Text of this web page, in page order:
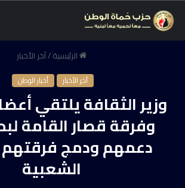
الرئيسية/آخر الأخبار
آخر الأخبار أخبار الوطن
وزير الثقافة يلتقي
وفرقة قصار القامة
دعمهم ودمج فرقتهم
الشعبية